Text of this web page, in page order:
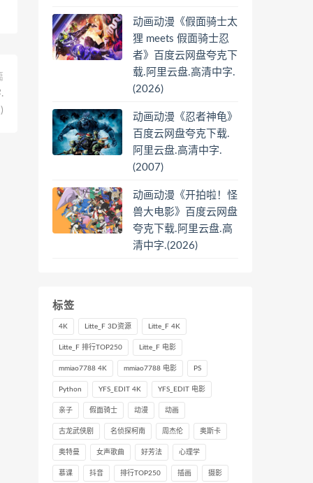
动画动漫《假面骑士太
狸 meets 假面骑士忍
者》百度云网盘夸克下
载.阿里云盘.高清中字.
(2026)
动画动漫《忍者神龟》
百度云网盘夸克下载.
阿里云盘.高清中字.
(2007)
动画动漫《开拍啦！怪
兽大电影》百度云网盘
夸克下载.阿里云盘.高
清中字.(2026)
标签
4K Litte_F 3D资源 Litte_F 4K
Litte_F 排行TOP250 Litte_F 电影
mmiao7788 4K mmiao7788 电影 PS
Python YFS_EDIT 4K YFS_EDIT 电影
亲子 假面骑士 动漫 动画
古龙武侠剧 名侦探柯南 周杰伦 奥斯卡
奥特曼 女声歌曲 好芳法 心理学
慕课 抖音 排行TOP250 插画 摄影